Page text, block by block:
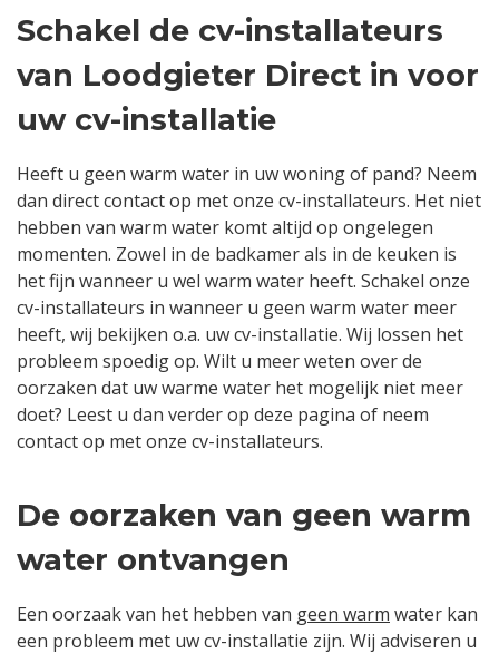
Schakel de cv-installateurs
van Loodgieter Direct in voor
uw cv-installatie
Heeft u geen warm water in uw woning of pand? Neem
dan direct contact op met onze cv-installateurs. Het niet
hebben van warm water komt altijd op ongelegen
momenten. Zowel in de badkamer als in de keuken is
het fijn wanneer u wel warm water heeft. Schakel onze
cv-installateurs in wanneer u geen warm water meer
heeft, wij bekijken o.a. uw cv-installatie. Wij lossen het
probleem spoedig op. Wilt u meer weten over de
oorzaken dat uw warme water het mogelijk niet meer
doet? Leest u dan verder op deze pagina of neem
contact op met onze cv-installateurs.
De oorzaken van geen warm
water ontvangen
Een oorzaak van het hebben van geen warm water kan
een probleem met uw cv-installatie zijn. Wij adviseren u